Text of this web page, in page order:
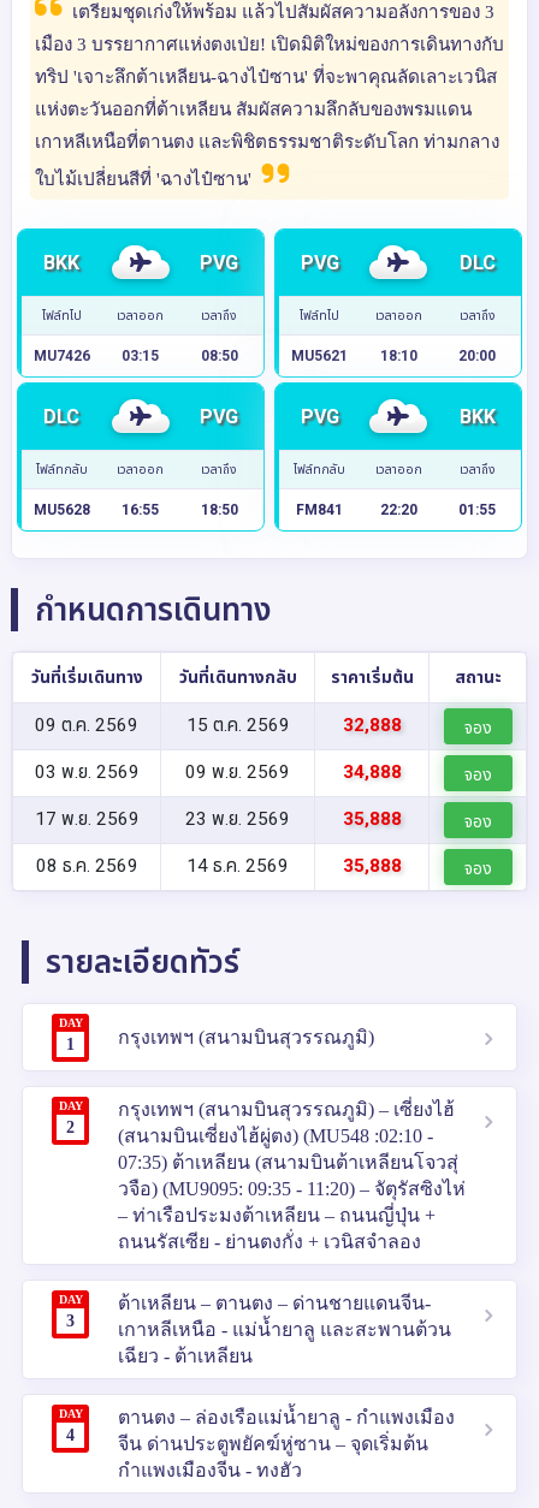
เตรียมชุดเก่งให้พร้อม แล้วไปสัมผัสความอลังการของ 3
เมือง 3 บรรยากาศแห่งตงเป่ย! เปิดมิติใหม่ของการเดินทางกับ
ทริป 'เจาะลึกต้าเหลียน-ฉางไป๋ซาน' ที่จะพาคุณลัดเลาะเวนิส
แห่งตะวันออกที่ต้าเหลียน สัมผัสความลึกลับของพรมแดน
เกาหลีเหนือที่ตานตง และพิชิตธรรมชาติระดับโลก ท่ามกลาง
ใบไม้เปลี่ยนสีที่ 'ฉางไป๋ซาน'
BKK PVG
ไฟล์ทไป เวลาออก เวลาถึง
MU7426 03:15 08:50
PVG DLC
ไฟล์ทไป เวลาออก เวลาถึง
MU5621 18:10 20:00
DLC PVG
ไฟล์ทกลับ เวลาออก เวลาถึง
MU5628 16:55 18:50
PVG BKK
ไฟล์ทกลับ เวลาออก เวลาถึง
FM841 22:20 01:55
กำหนดการเดินทาง
วันที่เริ่มเดินทาง วันที่เดินทางกลับ ราคาเริ่มต้น สถานะ
09 ต.ค. 2569 15 ต.ค. 2569 32,888 จอง
03 พ.ย. 2569 09 พ.ย. 2569 34,888 จอง
17 พ.ย. 2569 23 พ.ย. 2569 35,888 จอง
08 ธ.ค. 2569 14 ธ.ค. 2569 35,888 จอง
รายละเอียดทัวร์
DAY
1 กรุงเทพฯ (สนามบินสุวรรณภูมิ)
DAY
2
กรุงเทพฯ (สนามบินสุวรรณภูมิ) – เซี่ยงไฮ้
(สนามบินเซี่ยงไฮ้ผู่ตง) (MU548 :02:10 -
07:35) ต้าเหลียน (สนามบินต้าเหลียนโจวสุ่
วจือ) (MU9095: 09:35 - 11:20) – จัตุรัสซิงไห่
– ท่าเรือประมงต้าเหลียน – ถนนญี่ปุ่น +
ถนนรัสเซีย - ย่านตงกั่ง + เวนิสจำลอง
DAY
3
ต้าเหลียน – ตานตง – ด่านชายแดนจีน-
เกาหลีเหนือ - แม่น้ำยาลู และสะพานต้วน
เฉียว - ต้าเหลียน
DAY
4
ตานตง – ล่องเรือแม่น้ำยาลู - กำแพงเมือง
จีน ด่านประตูพยัคฆ์หู่ซาน – จุดเริ่มต้น
กำแพงเมืองจีน - ทงฮัว